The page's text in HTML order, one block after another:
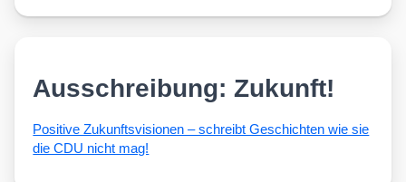
Ausschreibung: Zukunft!
Posi­ti­ve Zukunfts­vi­sio­nen – schreibt Geschich­ten wie sie
die CDU nicht mag!